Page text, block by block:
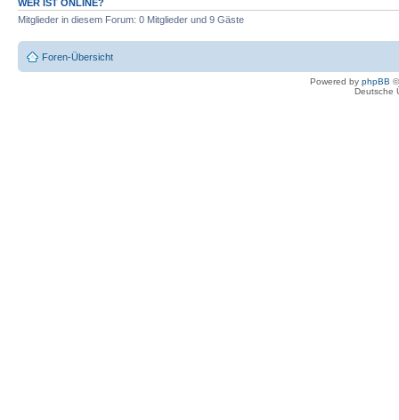
WER IST ONLINE?
Mitglieder in diesem Forum: 0 Mitglieder und 9 Gäste
Foren-Übersicht
Powered by phpBB
Deutsche